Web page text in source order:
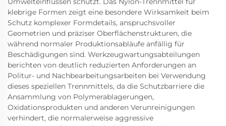
klebrige Formen zeigt eine besondere Wirksamkeit beim
Schutz komplexer Formdetails, anspruchsvoller
Geometrien und präziser Oberflächenstrukturen, die
während normaler Produktionsabläufe anfällig für
Beschädigungen sind. Werkzeugwartungsabteilungen
berichten von deutlich reduzierten Anforderungen an
Politur- und Nachbearbeitungsarbeiten bei Verwendung
dieses speziellen Trennmittels, da die Schutzbarriere die
Ansammlung von Polymerablagerungen,
Oxidationsprodukten und anderen Verunreinigungen
verhindert, die normalerweise aggressive